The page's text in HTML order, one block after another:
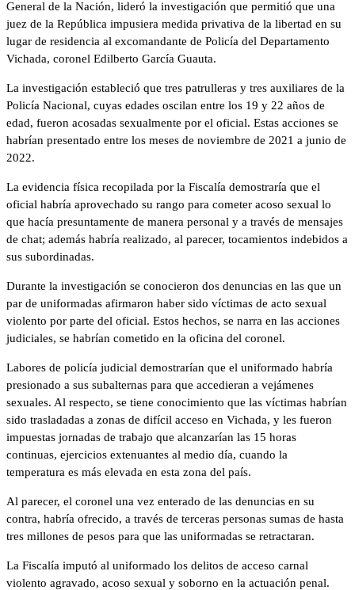
General de la Nación, lideró la investigación que permitió que una
juez de la República impusiera medida privativa de la libertad en su
lugar de residencia al excomandante de Policía del Departamento
Vichada, coronel Edilberto García Guauta.
La investigación estableció que tres patrulleras y tres auxiliares de la
Policía Nacional, cuyas edades oscilan entre los 19 y 22 años de
edad, fueron acosadas sexualmente por el oficial. Estas acciones se
habrían presentado entre los meses de noviembre de 2021 a junio de
2022.
La evidencia física recopilada por la Fiscalía demostraría que el
oficial habría aprovechado su rango para cometer acoso sexual lo
que hacía presuntamente de manera personal y a través de mensajes
de chat; además habría realizado, al parecer, tocamientos indebidos a
sus subordinadas.
Durante la investigación se conocieron dos denuncias en las que un
par de uniformadas afirmaron haber sido víctimas de acto sexual
violento por parte del oficial. Estos hechos, se narra en las acciones
judiciales, se habrían cometido en la oficina del coronel.
Labores de policía judicial demostrarían que el uniformado habría
presionado a sus subalternas para que accedieran a vejámenes
sexuales. Al respecto, se tiene conocimiento que las víctimas habrían
sido trasladadas a zonas de difícil acceso en Vichada, y les fueron
impuestas jornadas de trabajo que alcanzarían las 15 horas
continuas, ejercicios extenuantes al medio día, cuando la
temperatura es más elevada en esta zona del país.
Al parecer, el coronel una vez enterado de las denuncias en su
contra, habría ofrecido, a través de terceras personas sumas de hasta
tres millones de pesos para que las uniformadas se retractaran.
La Fiscalía imputó al uniformado los delitos de acceso carnal
violento agravado, acoso sexual y soborno en la actuación penal.